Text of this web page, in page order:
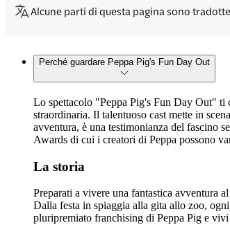
Alcune parti di questa pagina sono
Perché guardare Peppa Pig's Fun Day Out
Lo spettacolo "Peppa Pig's Fun Day Out" ti
straordinaria. Il talentuoso cast mette in
avventura, è una testimonianza del fascino
Awards di cui i creatori di Peppa possono
La storia
Preparati a vivere una fantastica avventura
Dalla festa in spiaggia alla gita allo zoo,
pluripremiato franchising di Peppa Pig e